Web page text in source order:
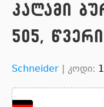
კალამი
505, წვერი
Schneider | კოდი: